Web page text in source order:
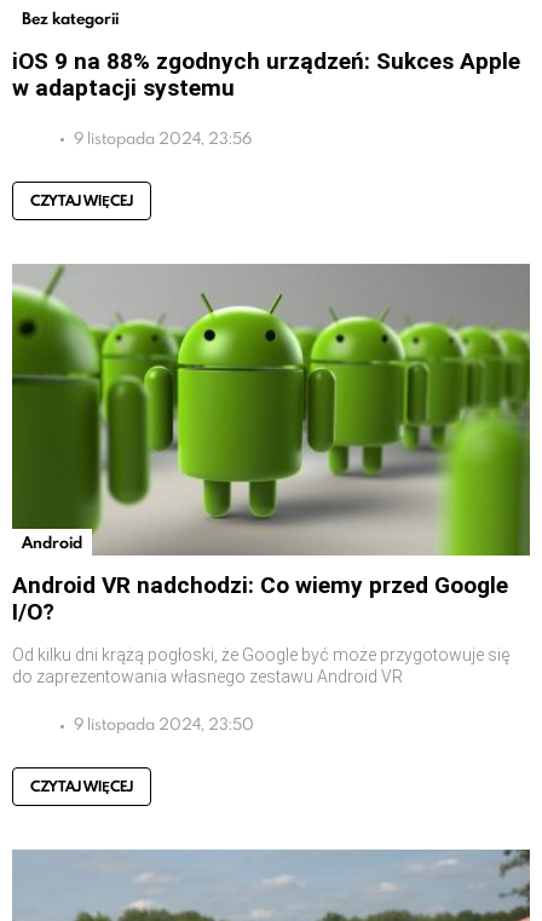
Bez kategorii
iOS 9 na 88% zgodnych urządzeń: Sukces Apple
w adaptacji systemu
9 listopada 2024, 23:56
CZYTAJ WIĘCEJ
Android
Android VR nadchodzi: Co wiemy przed Google
I/O?
Od kilku dni krążą pogłoski, że Google być może przygotowuje się
do zaprezentowania własnego zestawu Android VR
9 listopada 2024, 23:50
CZYTAJ WIĘCEJ